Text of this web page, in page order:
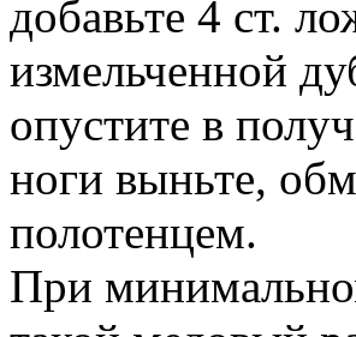
добавьте 4 ст.
измельченной
опустите в
ноги выньте,
полотенцем.
При